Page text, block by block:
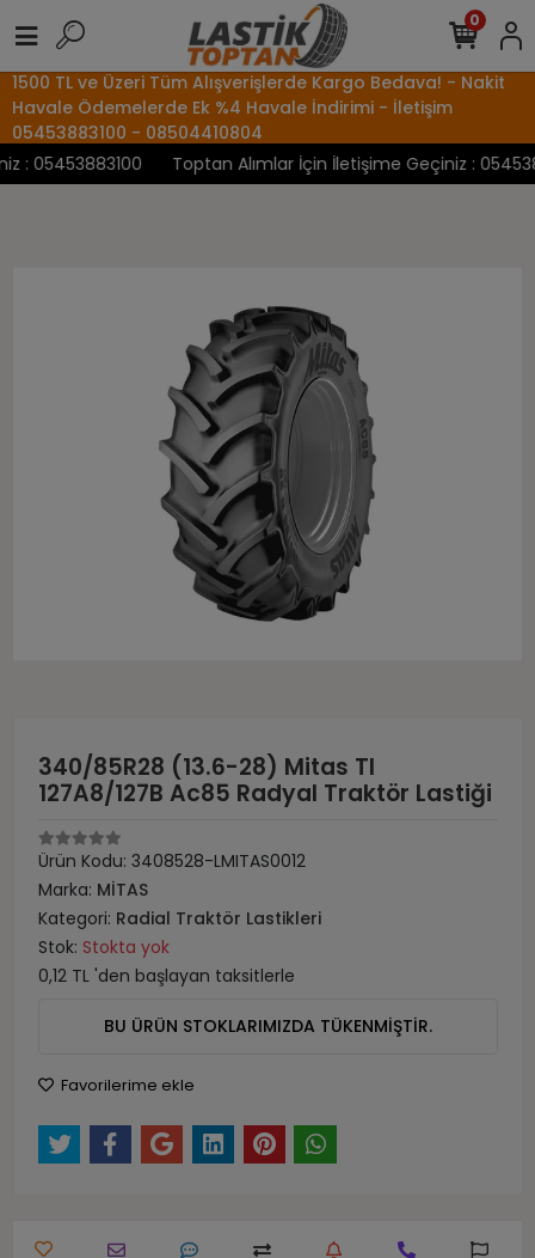
1500 TL ve Üzeri Tüm Alışverişlerde Kargo Bedava! - Nakit
Havale Ödemelerde Ek %4 Havale İndirimi - İletişim
05453883100 - 08504410804
05453883100
Toptan Alımlar İçin İletişime Geçiniz :
0
340/85R28 (13.6-28) Mitas Tl
127A8/127B Ac85 Radyal Traktör Lastiği
Ürün Kodu: 3408528-LMITAS0012
Marka: MİTAS
Kategori: Radial Traktör Lastikleri
Stok: Stokta yok
0,12 TL 'den başlayan taksitlerle
BU ÜRÜN STOKLARIMIZDA TÜKENMİŞTİR.
Favorilerime ekle